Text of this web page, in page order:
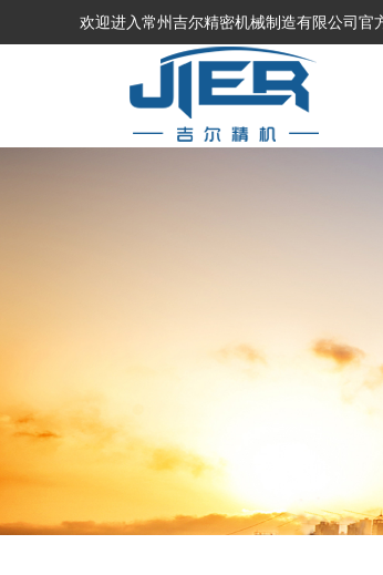
欢迎进入常州吉尔精密机械制造有限公司官